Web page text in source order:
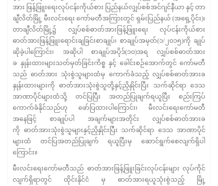
အား ဖြန့်ဖြူးရေးလုပ်ငန်းကိုယ်စား ပြည်နယ်လျှပ်စစ်အင်ဂျင်နီယာ နှင့် တာ
ချီလိတ်မြို့ မီးလင်းရေး ကော်မတီအကြားတွင် ရှမ်းပြည်နယ် (အရှေ့ပိုင်း)၊
တာချီလိတ်မြို့၌ လျှပ်စစ်ဓာတ်အားဖြန့်ဖြူးရေး လုပ်ငန်းကိုယ်စား
ဓာတ်အားဖြန့်ဖြူးရောင်းချခြင်းစာချုပ်၊ စာချုပ်အမှတ်(၁/၂၀၁၅)ကို ချုပ်
ဆိုခဲ့ပါကြောင်း၊ အဆိုပါ စာချုပ်အပိုဒ်(၁၀)အရ လျှပ်စစ်ဓာတ်အား
ခ နှုန်းထားများသတ်မှတ်ခြင်းကိစ္စ နှင့် ခေါင်းစဉ်အောက်တွင် ကော်မတီ
သည် ဓာတ်အား သုံးစွဲသူများထံမှ ကောက်ခံသည့် လျှပ်စစ်ဓာတ်အားခ
နှုန်းထားများကို ဓာတ်အားသုံးစွဲသူတို့နှင့်ညှိနှိုင်းပြီး သက်ဆိုင်ရာ ဒေသ
အာဏာပိုင်များထံသို့ တင်ပြပြီး အတည်ပြုချက်ရယူပြီး စည်းကြပ်
ကောက်ခံနိုင်သည်ဟု ဖော်ပြထားပါကြောင်း၊ မီးလင်းရေးကော်မတီ
အနေဖြင့် စာချုပ်ပါ အချက်များအတိုင်း လျှပ်စစ်ဓာတ်အားခ
ကို ဓာတ်အားသုံးစွဲသူများနှင့်ညှိနှိုင်းပြီး သက်ဆိုင်ရာ ဒေသ အာဏာပိုင်
များထံ တင်ပြအတည်ပြုချက် ရယူပြီးမှ ဆောင်ရွက်စေလျက်ရှိပါ
ကြောင်း။
မီးလင်းရေးကော်မတီသည် ဓာတ်အားဖြန့်ဖြူးခြင်းလုပ်ငန်းများ လုပ်ကိုင်
လျက်ရှိရာတွင် ထိုင်းနိုင်ငံ မှ ဓာတ်အားရယူသုံးစွဲသည့် မြို့